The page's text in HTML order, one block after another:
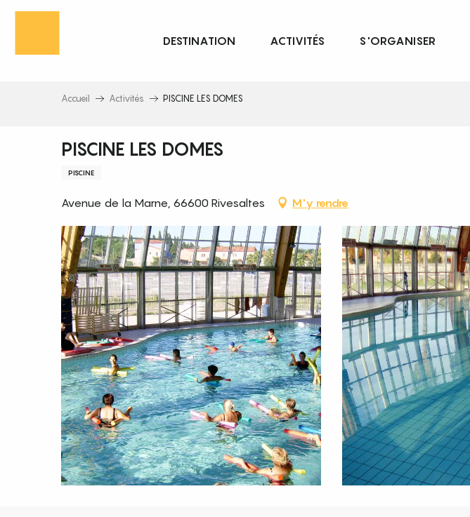
Aller
principal
DESTINATION ACTIVITÉS S'ORGANISER
Accueil Activités PISCINE LES DOMES
PISCINE LES DOMES
PISCINE
Avenue de la Marne, 66600 Rivesaltes M'y rendre